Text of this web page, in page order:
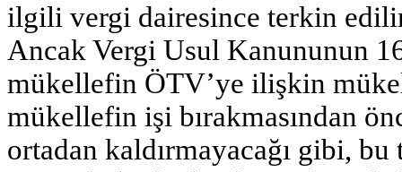
ilgili vergi dairesince terkin
Ancak Vergi Usul Kanununun
mükellefin ÖTV’ye ilişkin
mükellefin işi bırakmasından
ortadan kaldırmayacağı gibi,